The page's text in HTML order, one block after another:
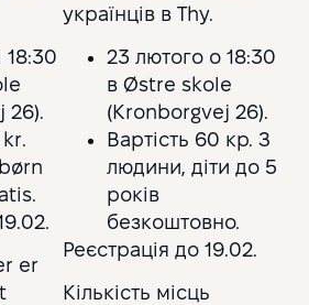
26).
er
українців в Thy.
23 лютого о 18:30
в Østre skole
(Kronborgvej 26).
Вартість 60 кр. З
людини, діти до 5
років
безкоштовно.
Реєстрація до 19.02.
Кількість місць